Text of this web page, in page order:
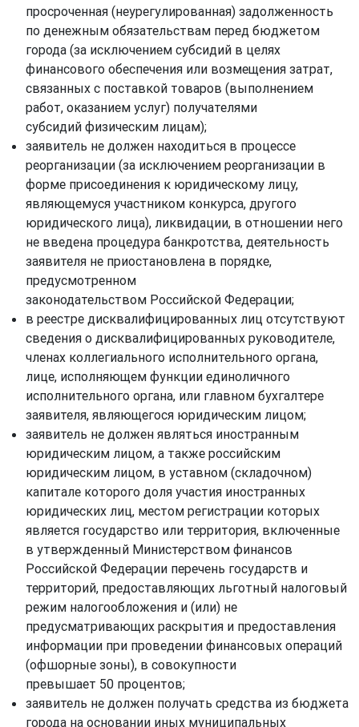
просроченная (неурегулированная) задолженность
по денежным обязательствам перед бюджетом
города (за исключением субсидий в целях
финансового обеспечения или возмещения затрат,
связанных с поставкой товаров (выполнением
работ, оказанием услуг) получателями
субсидий физическим лицам);
заявитель не должен находиться в процессе
реорганизации (за исключением реорганизации в
форме присоединения к юридическому лицу,
являющемуся участником конкурса, другого
юридического лица), ликвидации, в отношении него
не введена процедура банкротства, деятельность
заявителя не приостановлена в порядке,
предусмотренном
законодательством Российской Федерации;
в реестре дисквалифицированных лиц отсутствуют
сведения о дисквалифицированных руководителе,
членах коллегиального исполнительного органа,
лице, исполняющем функции единоличного
исполнительного органа, или главном бухгалтере
заявителя, являющегося юридическим лицом;
заявитель не должен являться иностранным
юридическим лицом, а также российским
юридическим лицом, в уставном (складочном)
капитале которого доля участия иностранных
юридических лиц, местом регистрации которых
является государство или территория, включенные
в утвержденный Министерством финансов
Российской Федерации перечень государств и
территорий, предоставляющих льготный налоговый
режим налогообложения и (или) не
предусматривающих раскрытия и предоставления
информации при проведении финансовых операций
(офшорные зоны), в совокупности
превышает 50 процентов;
заявитель не должен получать средства из бюджета
города на основании иных муниципальных